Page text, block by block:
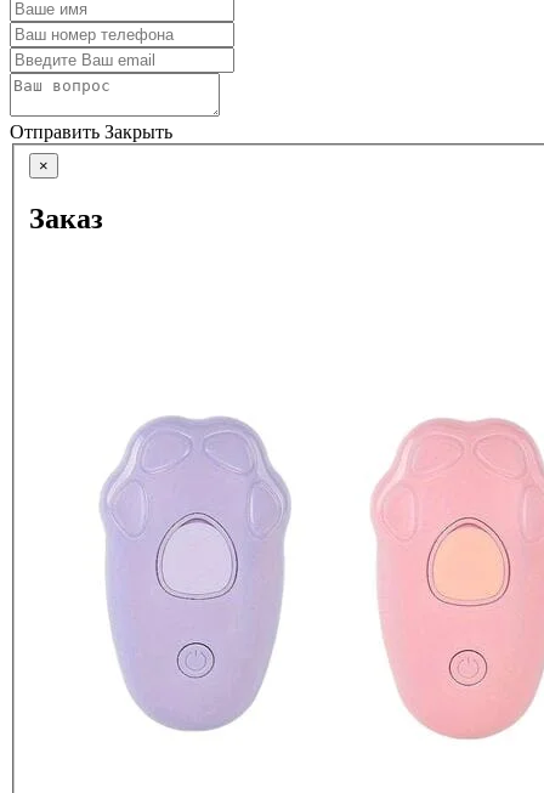
Отправить Закрыть
×
Заказ